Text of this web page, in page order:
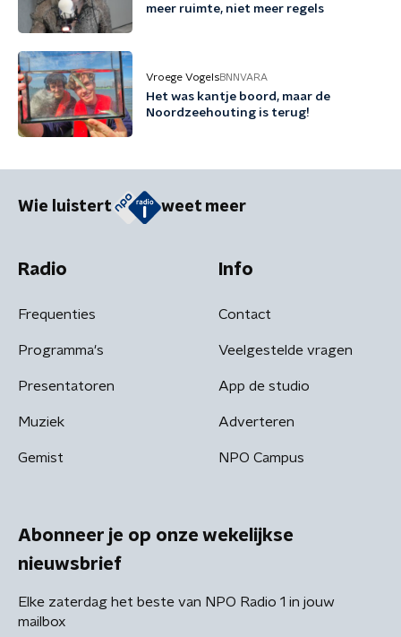
meer ruimte, niet meer regels
Vroege VogelsBNNVARA
Het was kantje boord, maar de
Noordzeehouting is terug!
Wie luistert weet meer
Radio
Frequenties
Programma's
Presentatoren
Muziek
Gemist
Info
Contact
Veelgestelde vragen
App de studio
Adverteren
NPO Campus
Abonneer je op onze wekelijkse
nieuwsbrief
Elke zaterdag het beste van NPO Radio 1 in jouw
mailbox